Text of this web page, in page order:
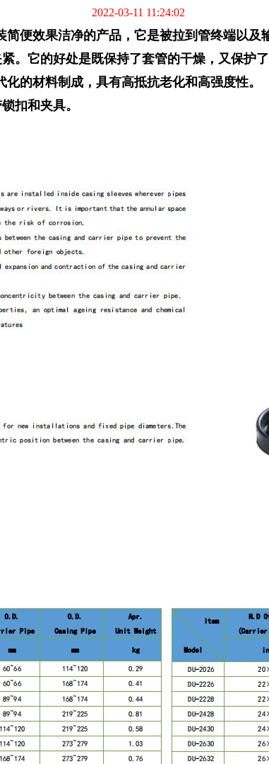
2022-03-11 11:24:02
便效果洁净的产品，它是被拉到管终端以及
。它的好处是既保持了套管的干燥 ，又保护
化的材料制成，具有高抵抗老化和高强度性。
扣和夹具。